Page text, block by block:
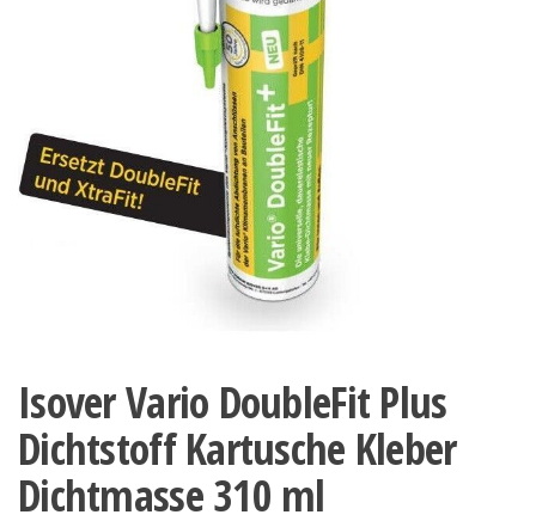
Isover Vario DoubleFit Plus
Dichtstoff Kartusche Kleber
Dichtmasse 310 ml